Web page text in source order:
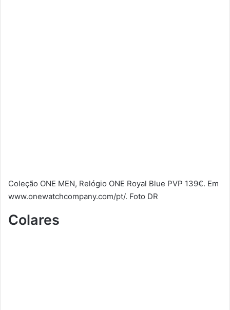
Coleção ONE MEN, Relógio ONE Royal Blue PVP 139€. Em
www.onewatchcompany.com/pt/. Foto DR
Colares